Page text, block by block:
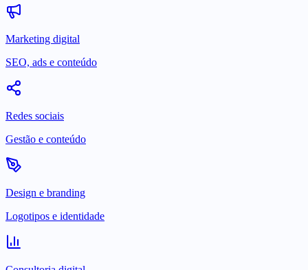
Marketing digital
SEO, ads e conteúdo
Redes sociais
Gestão e conteúdo
Design e branding
Logotipos e identidade